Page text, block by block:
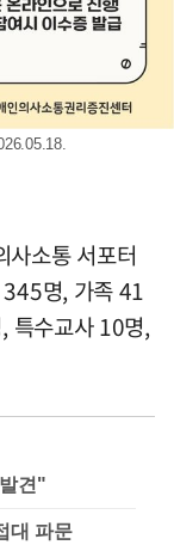
소통 서포터
명, 가족 41
특수교사 10명,
견"
대 파문